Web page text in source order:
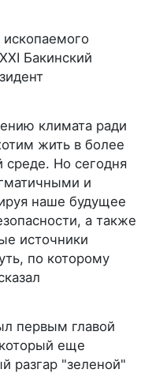
Бакинский
климата ради
жить в более
Но сегодня
и
наше будущее
а также
источники
по которому
первым главой
еще
разгар "зеленой"